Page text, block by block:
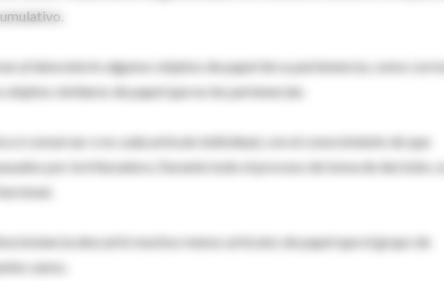
al laboratorio algunos objetos de papel de su pertenencia, como
objetos similares de papel que no les pertenecían.
si conservar o no cada artículo individual, con el conocimiento de que
por la trituradora. Durante todo el proceso de toma de decisión,
instancia descartó muchos menos artículos de papel que el grupo de
sanos.